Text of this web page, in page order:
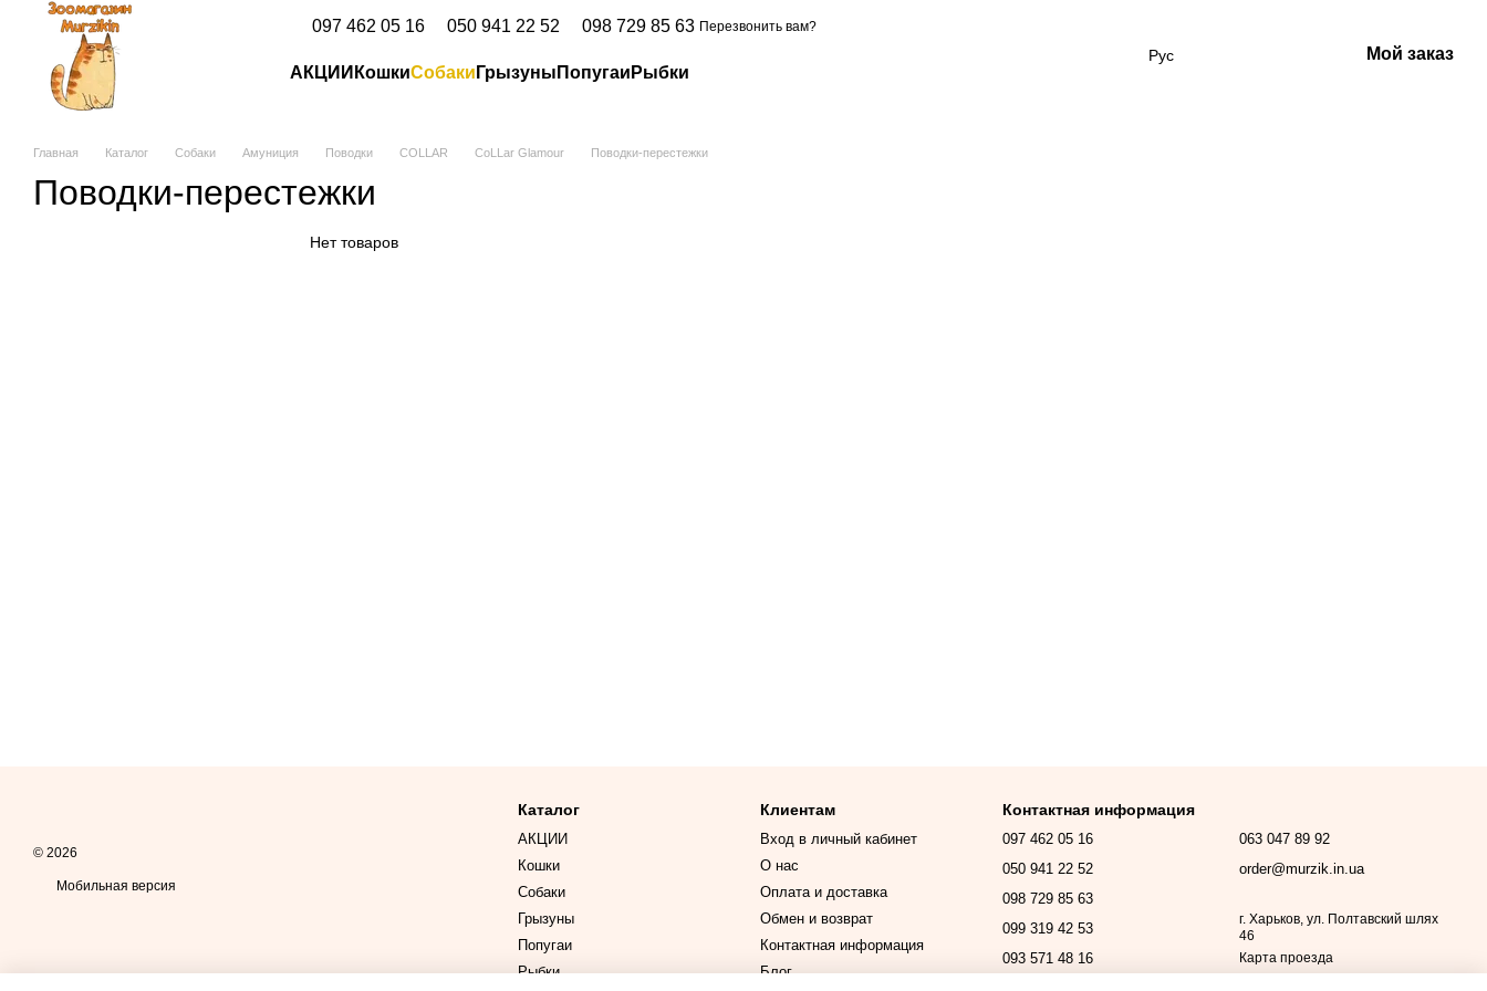
Перейти к основному контенту 097 462 05 16 050 941 22 52 098 729 85 63 Перезвонить вам?
АКЦИИ КошкиСобаки Грызуны Попугаи Рыбки
Рус Мой заказ
Главная Каталог Собаки Амуниция Поводки COLLAR CoLLar Glamour Поводки-перестежки
Поводки-перестежки
Нет товаров
© 2026
Мобильная версия
Каталог
АКЦИИ
Кошки
Собаки
Грызуны
Попугаи
Рыбки
Клиентам
Вход в личный кабинет
О нас
Оплата и доставка
Обмен и возврат
Контактная информация
Блог
Контактная информация
097 462 05 16
050 941 22 52
098 729 85 63
099 319 42 53
093 571 48 16
063 047 89 92
order@murzik.in.ua
г. Харьков, ул. Полтавский шлях
46
Карта проезда